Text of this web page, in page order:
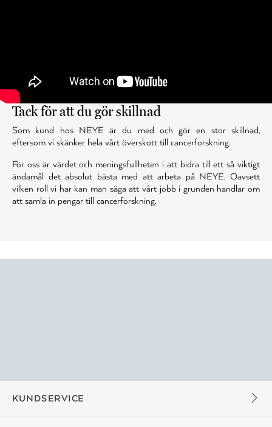
Tack för att du gör skillnad
Som kund hos NEYE är du med och gör en stor skillnad,
eftersom vi skänker hela vårt överskott till cancerforskning.
För oss är värdet och meningsfullheten i att bidra till ett så viktigt
ändamål det absolut bästa med att arbeta på NEYE. Oavsett
vilken roll vi har kan man säga att vårt jobb i grunden handlar om
att samla in pengar till cancerforskning.
KUNDSERVICE